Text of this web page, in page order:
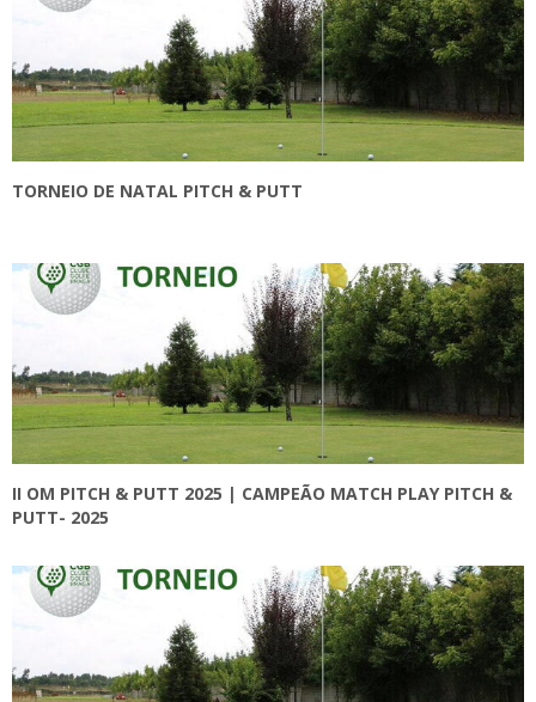
TORNEIO DE NATAL PITCH & PUTT
II OM PITCH & PUTT 2025 | CAMPEÃO MATCH PLAY PITCH &
PUTT- 2025